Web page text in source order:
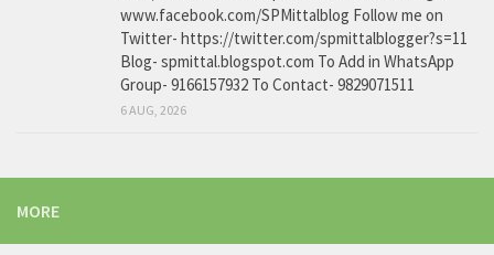
www.facebook.com/SPMittalblog Follow me on
Twitter- https://twitter.com/spmittalblogger?s=11
Blog- spmittal.blogspot.com To Add in WhatsApp
Group- 9166157932 To Contact- 9829071511
6 AUG, 2026
MORE